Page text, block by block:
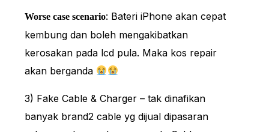
Worse case scenario: Bateri iPhone akan cepat
kembung dan boleh mengakibatkan
kerosakan pada lcd pula. Maka kos repair
akan berganda
3) Fake Cable & Charger – tak dinafikan
banyak brand2 cable yg dijual dipasaran